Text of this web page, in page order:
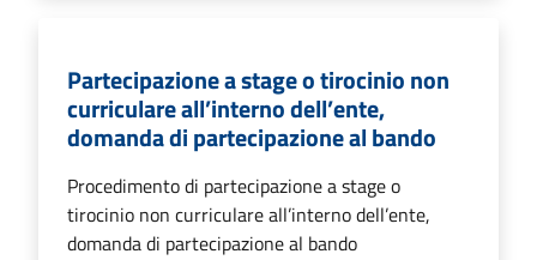
Partecipazione a stage o tirocinio non
curriculare all’interno dell’ente,
domanda di partecipazione al bando
Procedimento di partecipazione a stage o
tirocinio non curriculare all’interno dell’ente,
domanda di partecipazione al bando